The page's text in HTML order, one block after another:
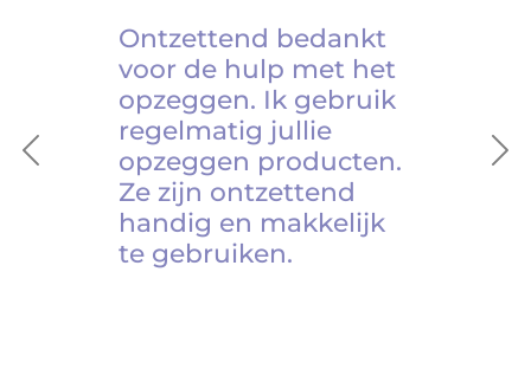
Previous
Ontzettend bedankt
voor de hulp met het
opzeggen. Ik gebruik
regelmatig jullie
opzeggen producten.
Ze zijn ontzettend
handig en makkelijk
te gebruiken.